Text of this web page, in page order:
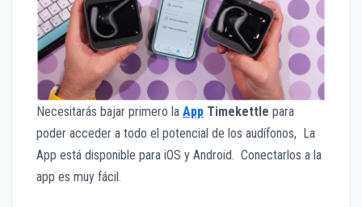
Necesitarás bajar primero la App Timekettle para
poder acceder a todo el potencial de los audífonos, La
App está disponible para iOS y Android. Conectarlos a la
app es muy fácil.